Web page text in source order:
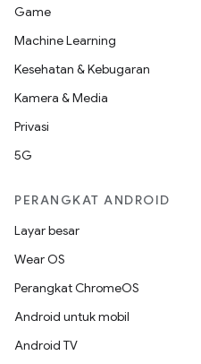
Game
Machine Learning
Kesehatan & Kebugaran
Kamera & Media
Privasi
5G
PERANGKAT ANDROID
Layar besar
Wear OS
Perangkat ChromeOS
Android untuk mobil
Android TV